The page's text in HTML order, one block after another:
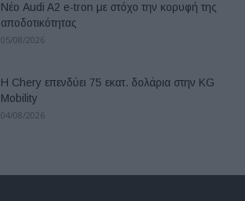
Νέο Audi A2 e-tron με στόχο την κορυφή της
αποδοτικότητας
05/08/2026
Η Chery επενδύει 75 εκατ. δολάρια στην KG
Mobility
04/08/2026